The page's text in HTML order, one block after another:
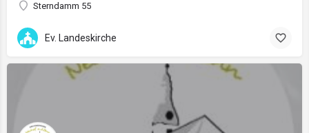
Sterndamm 55
Ev. Landeskirche